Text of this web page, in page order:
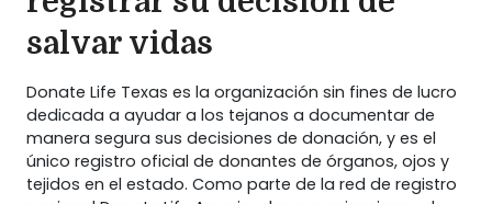
salvar vidas
Donate Life Texas es la organización sin fines de lucro
dedicada a ayudar a los tejanos a documentar de
manera segura sus decisiones de donación, y es el
único registro oficial de donantes de órganos, ojos y
tejidos en el estado. Como parte de la red de registro